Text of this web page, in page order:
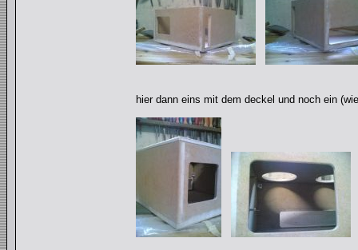
hier dann eins mit dem deckel und noch ein